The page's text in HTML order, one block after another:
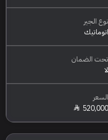
نوع الجير
اتوماتيك
تحت الضمان
لا
السعر
520,000